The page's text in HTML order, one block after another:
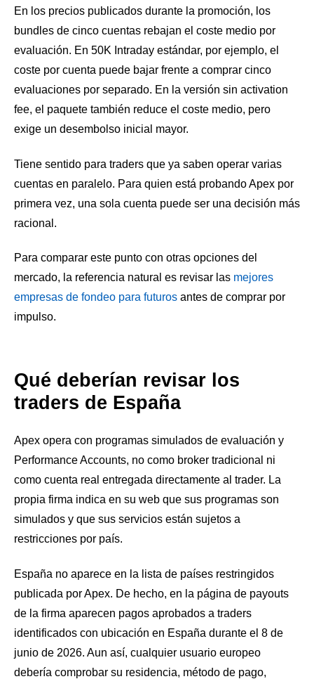
En los precios publicados durante la promoción, los
bundles de cinco cuentas rebajan el coste medio por
evaluación. En 50K Intraday estándar, por ejemplo, el
coste por cuenta puede bajar frente a comprar cinco
evaluaciones por separado. En la versión sin activation
fee, el paquete también reduce el coste medio, pero
exige un desembolso inicial mayor.
Tiene sentido para traders que ya saben operar varias
cuentas en paralelo. Para quien está probando Apex por
primera vez, una sola cuenta puede ser una decisión más
racional.
Para comparar este punto con otras opciones del
mercado, la referencia natural es revisar las mejores
empresas de fondeo para futuros antes de comprar por
impulso.
Qué deberían revisar los
traders de España
Apex opera con programas simulados de evaluación y
Performance Accounts, no como broker tradicional ni
como cuenta real entregada directamente al trader. La
propia firma indica en su web que sus programas son
simulados y que sus servicios están sujetos a
restricciones por país.
España no aparece en la lista de países restringidos
publicada por Apex. De hecho, en la página de payouts
de la firma aparecen pagos aprobados a traders
identificados con ubicación en España durante el 8 de
junio de 2026. Aun así, cualquier usuario europeo
debería comprobar su residencia, método de pago,